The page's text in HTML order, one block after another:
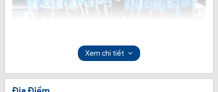
Trung tâm Đào tạo và Sát hạch lái xe Hoàng Anh là nơi
Xem chi tiết